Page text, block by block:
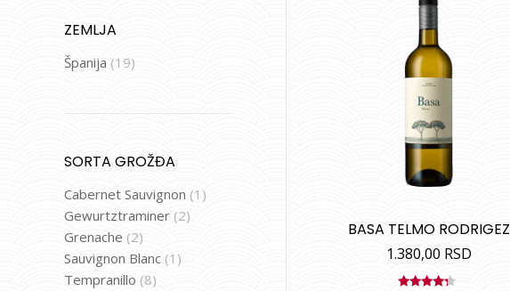
BASA TELMO RODRIGEZ
1.380,00 RSD
ZEMLJA
Španija (19)
SORTA GROŽĐA
Cabernet Sauvignon (1)
Gewurtztraminer (2)
Grenache (2)
Sauvignon Blanc (1)
Tempranillo (8)